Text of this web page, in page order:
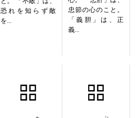
恐れを知らず敵
を...
忠節の心のこと。
「義胆」は、正
義...